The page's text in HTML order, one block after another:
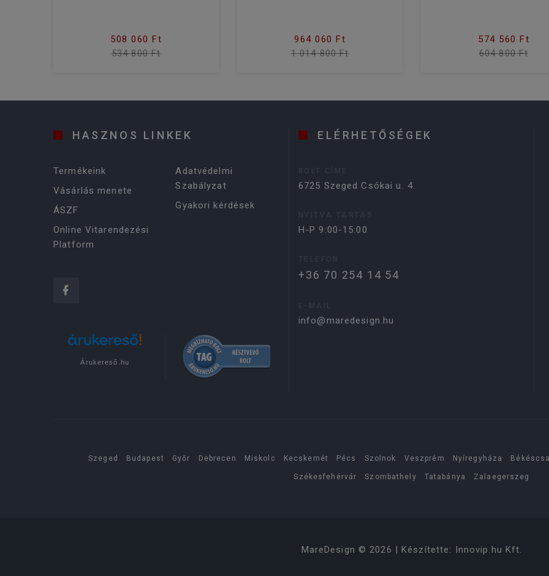
508 060 Ft
534 800 Ft
964 060 Ft
1 014 800 Ft
574 560 Ft
604 800 Ft
HASZNOS LINKEK
Termékeink
Vásárlás menete
ÁSZF
Online Vitarendezési
Platform
Adatvédelmi
Szabályzat
Gyakori kérdések
Árukereső.hu
ELÉRHETŐSÉGEK
6725 Szeged Csókai u. 4.
H-P 9:00-15:00
+36 70 254 14 54
info@maredesign.hu
Szeged Budapest Győr Debrecen Miskolc Kecskemét Pécs Szolnok Veszprém Nyíregyháza
Székesfehérvár Szombathely Tatabánya Zalaegerszeg
MareDesign ©2026 | Készítette: Innovip.hu Kft.